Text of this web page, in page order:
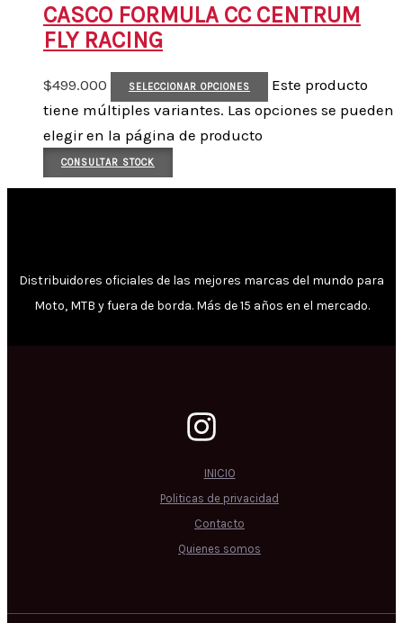
CASCO FORMULA CC CENTRUM
FLY RACING
$499.000 SELECCIONAR OPCIONES
Este producto
tiene múltiples variantes. Las opciones se pueden
elegir en la página de producto
CONSULTAR STOCK
Distribuidores oficiales de las mejores marcas del mundo para
Moto, MTB y fuera de borda. Más de 15 años en el mercado.
INICIO
Politicas de privacidad
Contacto
Quienes somos